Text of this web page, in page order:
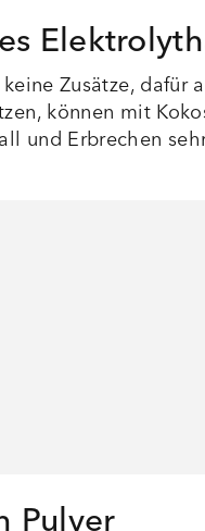
Zusätze,
können mit
und Erbrechen